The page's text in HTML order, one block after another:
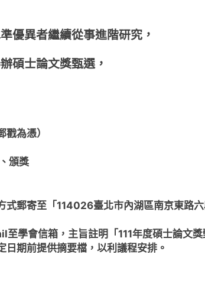
優異者繼續從事進階研究，
碩士論文獎甄選，
為憑）
頒獎
式郵寄至「114026臺北市內湖區南京東路
學會信箱，主旨註明「111年度碩士論文獎
期前提供摘要檔，以利議程安排。